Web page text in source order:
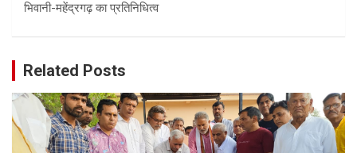
भिवानी-महेंद्रगढ़ का प्रतिनिधित्व
Related Posts